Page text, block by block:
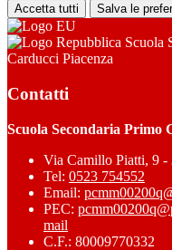
Accetta tutti Salva le
Scuola
Carducci Piacenza
Contatti
Scuola Secondaria Primo
Via Camillo Piatti, 9
Tel: 0523 754552
Email:
PEC:
mail
C.F.: 80009770332